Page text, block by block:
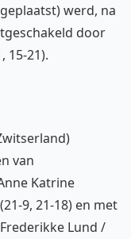
werd, na
door
15-21).
van
Katrine
9, 21-18) en met
Lund /